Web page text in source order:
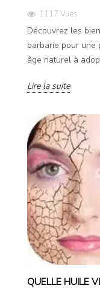
1117 Vues
Découvrez les
barbarie pour une
âge naturel à
Lire la suite
QUELLE HUILE